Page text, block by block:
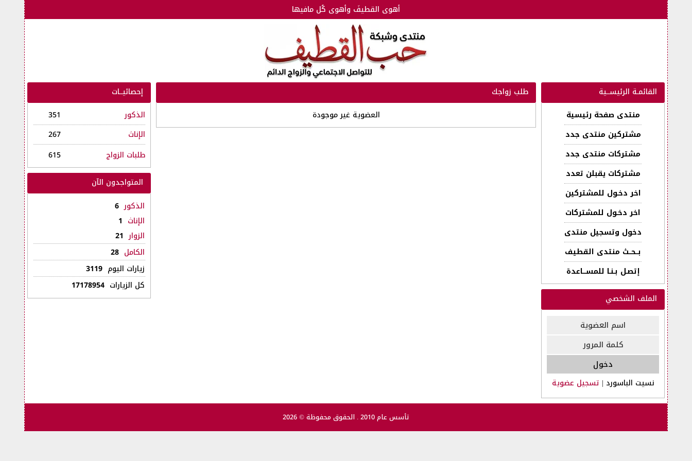
أهوى القطيفَ وأهوى كُل مافيها
القائمـة الرئيســية
منتدى صفحة رئيسية
مشتركين منتدى جدد
مشتركات منتدى جدد
مشتركات يقبلن تعدد
اخر دخـول للمشتركين
اخر دخـول للمشتركات
دخول وتسجيل منتدى
بــحــث منتدى القطيف
إتصـل بـنـا للمســـاعدة
الملف الشخصي
نسيت الباسورد | تسجيل عضوية
طلب زواجك
العضوية غير موجودة
إحصائيــات
الذكور
351
الإناث
267
طلبات الزواج
615
المتواجدون الآن
الذكور 6
الإناث 1
الزوار 21
الكامل 28
زيارات اليوم3119
كل الزيارات17178954
تأسس عام 2010 . الحقوق محفوظة © 2026